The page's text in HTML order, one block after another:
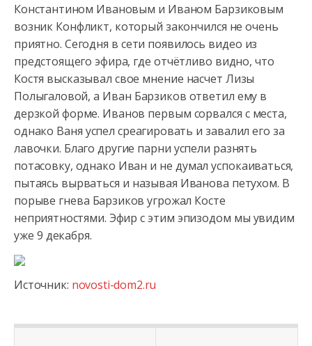
Константином Ивановым и Иваном Барзиковым
возник Конфликт, который закончился не очень
приятно. Сегодня в сети появилось видео из
предстоящего эфира, где отчётливо видно, что
Костя высказывал свое мнение насчет Лизы
Полыгаловой, а Иван Барзиков ответил ему в
дерзкой форме. Иванов первым сорвался с места,
однако Ваня успел среагировать и завалил его за
лавочки. Благо другие парни успели разнять
потасовку, однако Иван и не думал успокаиваться,
пытаясь вырваться и называя Иванова петухом. В
порыве гнева Барзиков угрожал Косте
неприятностями. Эфир с этим эпизодом мы увидим
уже 9 декабря.
Источник: novosti-dom2.ru